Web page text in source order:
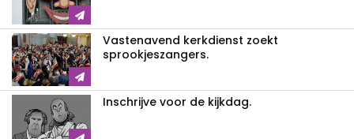
Vastenavend kerkdienst zoekt
sprookjeszangers.
Inschrijve voor de kijkdag.